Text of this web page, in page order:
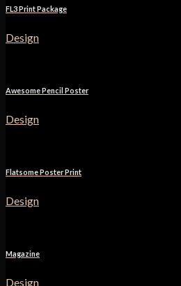
FL3 Print Package
Design
Awesome Pencil Poster
Design
Flatsome Poster Print
Design
Magazine
Design